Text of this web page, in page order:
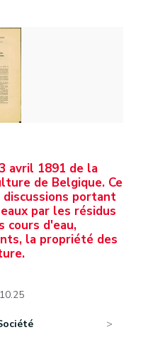
avril 1891 de la
de Belgique. Ce
portant
par les résidus
cours d'eau,
la propriété des
10.25